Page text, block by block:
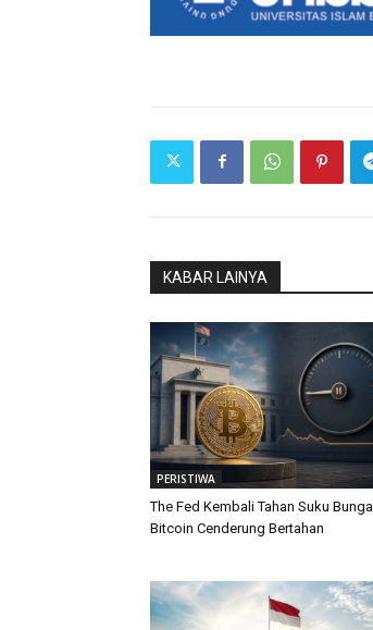
KABAR LAINYA
PERISTIWA
The Fed Kembali Tahan Suku Bunga,
Bitcoin Cenderung Bertahan